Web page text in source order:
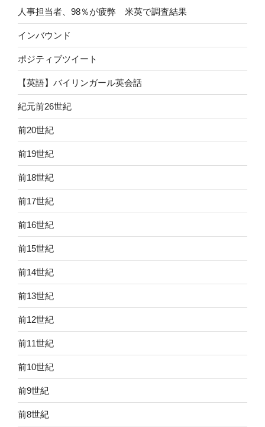
人事担当者、98％が疲弊 米英で調査結果
インバウンド
ポジティブツイート
【英語】バイリンガール英会話
紀元前26世紀
前20世紀
前19世紀
前18世紀
前17世紀
前16世紀
前15世紀
前14世紀
前13世紀
前12世紀
前11世紀
前10世紀
前9世紀
前8世紀